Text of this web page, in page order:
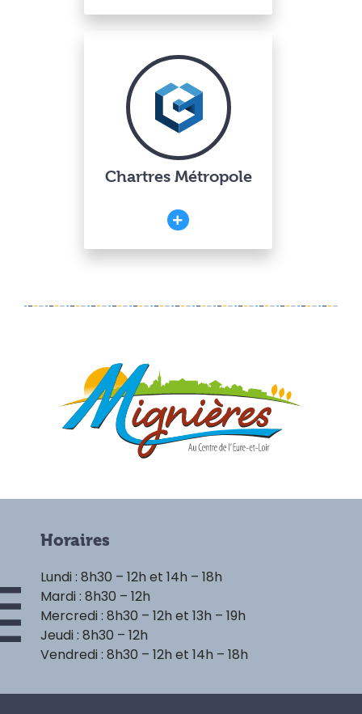
Chartres Métropole
Horaires
Lundi : 8h30 – 12h et 14h – 18h
Mardi : 8h30 – 12h
Mercredi : 8h30 – 12h et 13h – 19h
Jeudi : 8h30 – 12h
Vendredi : 8h30 – 12h et 14h – 18h